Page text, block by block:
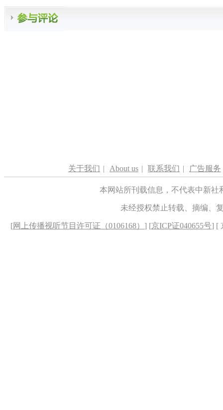
关于我们 | About us | 联系我们 | 广告服务
本网站所刊载信息，不代表中新
未经授权禁止转载、摘编、
[网上传播视听节目许可证（0106168） ] [京ICP证040655号] [